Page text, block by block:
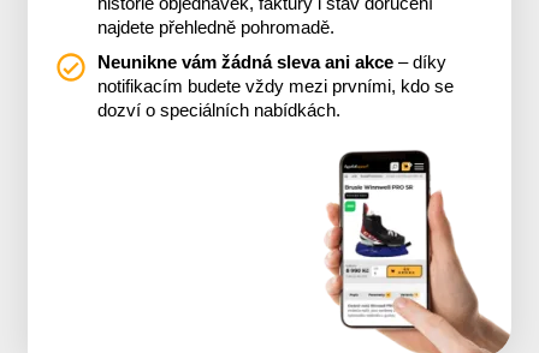
najdete přehledně pohromadě.
Neunikne vám žádná sleva ani akce – díky
notifikacím budete vždy mezi prvními, kdo se
dozví o speciálních nabídkách.